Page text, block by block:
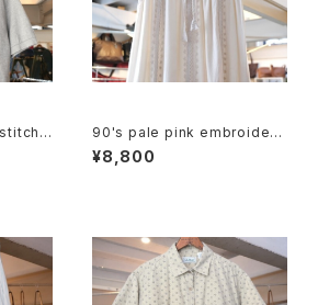
90's pale pink embroidere
d rayon easy Skirt
¥8,800